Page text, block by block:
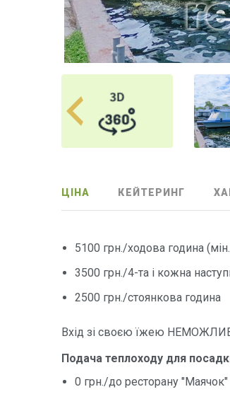
ЦІНА КЕЙТЕРИНГ
5100 грн./ходова година
3500 грн./4-та і кожна
2500 грн./стоянкова година
Вхід зі своєю їжею
Подача теплоходу для
0 грн./до ресторану "Маячок"